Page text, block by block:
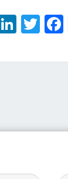
TwitterFacebook